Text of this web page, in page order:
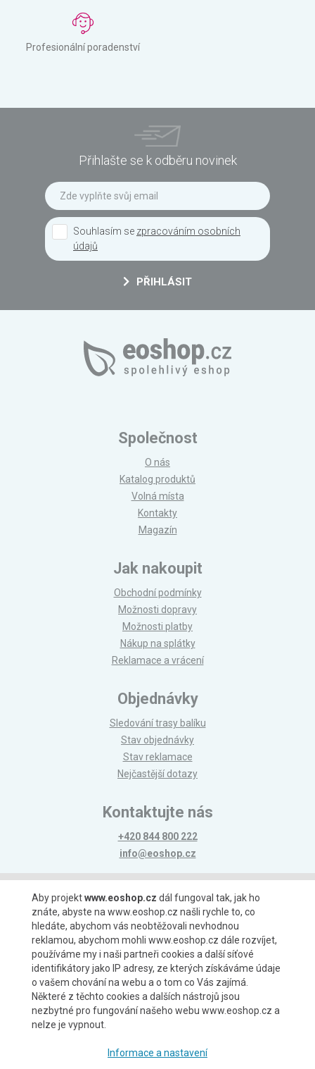
Profesionální poradenství
Přihlašte se k odběru novinek
Souhlasím se zpracováním osobních
údajů
PŘIHLÁSIT
Společnost
O nás
Katalog produktů
Volná místa
Kontakty
Magazín
Jak nakoupit
Obchodní podmínky
Možnosti dopravy
Možnosti platby
Nákup na splátky
Reklamace a vrácení
Objednávky
Sledování trasy balíku
Stav objednávky
Stav reklamace
Nejčastější dotazy
Kontaktujte nás
+420 844 800 222
info@eoshop.cz
Možnosti platby
Možnosti dopravy
Aby projektwww.eoshop.cz dál fungoval tak, jak ho
znáte, abyste na www.eoshop.cz našli rychle to, co
hledáte, abychom vás neobtěžovali nevhodnou
reklamou, abychom mohli www.eoshop.cz dále rozvíjet,
používáme my i naši partneři cookies a další síťové
identifikátory jako IP adresy, ze kterých získáváme údaje
o vašem chování na webu a o tom co Vás zajímá.
Některé z těchto cookies a dalších nástrojů jsou
nezbytné pro fungování našeho webu www.eoshop.cz a
nelze je vypnout.
Informace a nastavení